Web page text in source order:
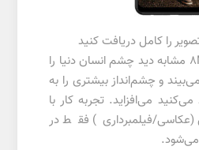
را کامل دریافت کنید
دوربین فوق عریض 8MP مشابه دید چشم انسان دنیا را
123 درجه می‌بیند و چشم‌انداز بیشتری را به
می‌افزاید. تجربه کار با
فیلمبرداری) فقط در
می‌شود.